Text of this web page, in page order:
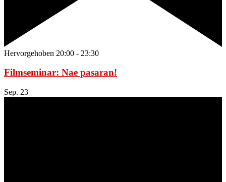
Hervorgehoben 20:00 - 23:30
Filmseminar: Nae pasaran!
Sep. 23